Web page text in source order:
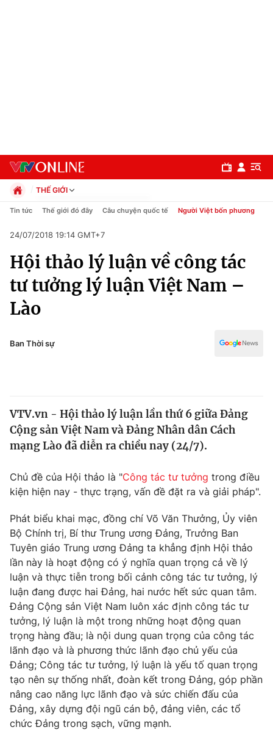
Chuyên mục
Chính trị
Xã hội
Pháp luật
Thế giới
Tin tức
Câu chuyện quốc tế
Kinh tế
Tài chính
Góc doanh nghiệp
Dữ liệu và đời sống
Truyền hình
Phim VTV
Hậu trường
Nhân vật
Khán giả
Giải sao mai
Giải trí
Điện ảnh
Âm nhạc
Sao
Đời sống
Du lịch
Làm đẹp
Chất lượng cuộc sống
Giáo dục
Tuyển sinh
Học trực tuyến
Công nghệ
Hitech Công nghệ tương lai
Sản phẩm
Giao lưu trực tuyến
THẾ GIỚI
Chính trị
Pháp luật
Kinh tế
Thể thao
Truyền hình
Công nghệ
Tin tức Thế giới đó đây Câu chuyện quốc tế Người Việt bốn phương
24/07/2018 19:14 GMT+7
Hội thảo lý luận về công tác
tư tưởng lý luận Việt Nam –
Lào
Ban Thời sự
VTV.vn - Hội thảo lý luận lần thứ 6 giữa Đảng
Cộng sản Việt Nam và Đảng Nhân dân Cách
mạng Lào đã diễn ra chiều nay (24/7).
Chủ đề của Hội thảo là "Công tác tư tưởng trong điều
kiện hiện nay - thực trạng, vấn đề đặt ra và giải pháp".
Phát biểu khai mạc, đồng chí Võ Văn Thưởng, Ủy viên
Bộ Chính trị, Bí thư Trung ương Đảng, Trưởng Ban
Tuyên giáo Trung ương Đảng ta khẳng định Hội thảo
lần này là hoạt động có ý nghĩa quan trọng cả về lý
luận và thực tiễn trong bối cảnh công tác tư tưởng, lý
luận đang được hai Đảng, hai nước hết sức quan tâm.
Đảng Cộng sản Việt Nam luôn xác định công tác tư
tưởng, lý luận là một trong những hoạt động quan
trọng hàng đầu; là nội dung quan trọng của công tác
lãnh đạo và là phương thức lãnh đạo chủ yếu của
Đảng; Công tác tư tưởng, lý luận là yếu tố quan trọng
tạo nên sự thống nhất, đoàn kết trong Đảng, góp phần
nâng cao năng lực lãnh đạo và sức chiến đấu của
Đảng, xây dựng đội ngũ cán bộ, đảng viên, các tổ
chức Đảng trong sạch, vững mạnh.